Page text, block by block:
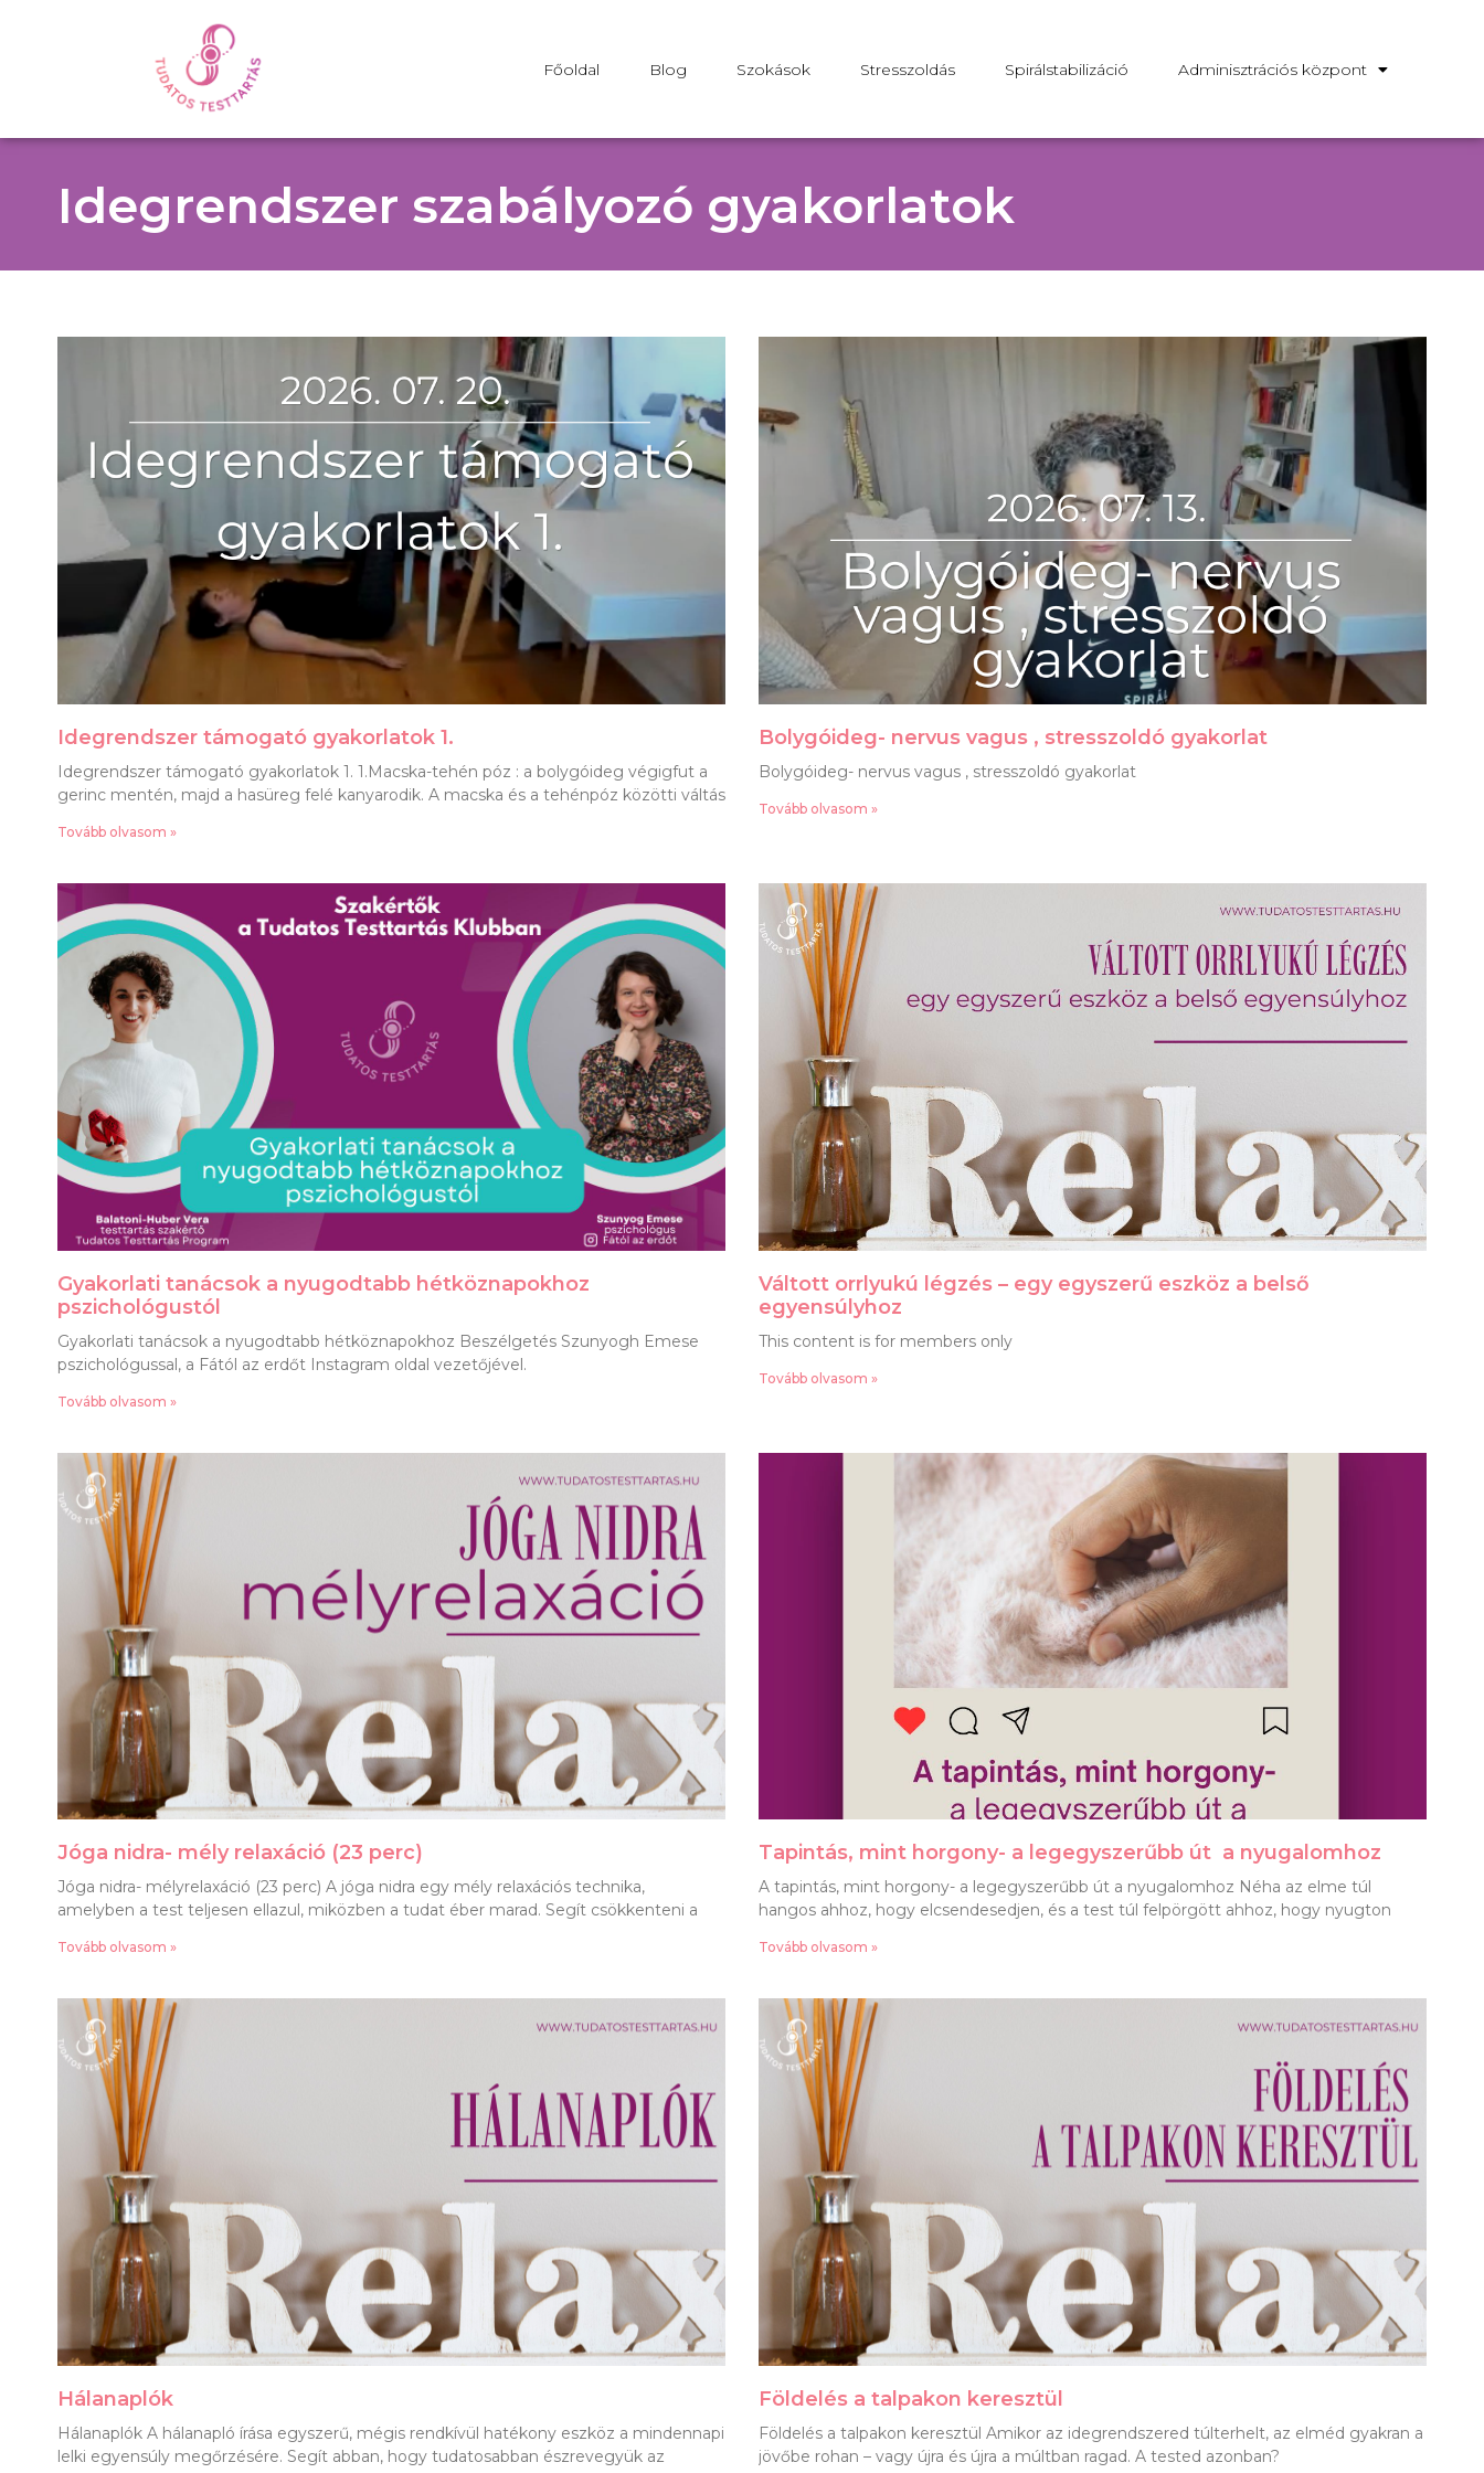
Főoldal Blog Szokások Stresszoldás Spirálstabilizáció Adminisztrációs központ
Idegrendszer szabályozó gyakorlatok
Idegrendszer támogató gyakorlatok 1.
Idegrendszer támogató gyakorlatok 1. 1.Macska-tehén póz : a bolygóideg végigfut a
gerinc mentén, majd a hasüreg felé kanyarodik. A macska és a tehénpóz közötti váltás
Tovább olvasom »
Bolygóideg- nervus vagus , stresszoldó gyakorlat
Bolygóideg- nervus vagus , stresszoldó gyakorlat
Tovább olvasom »
Gyakorlati tanácsok a nyugodtabb hétköznapokhoz
pszichológustól
Gyakorlati tanácsok a nyugodtabb hétköznapokhoz Beszélgetés Szunyogh Emese
pszichológussal, a Fától az erdőt Instagram oldal vezetőjével.
Tovább olvasom »
Váltott orrlyukú légzés – egy egyszerű eszköz a belső
egyensúlyhoz
This content is for members only
Tovább olvasom »
Jóga nidra- mély relaxáció (23 perc)
Jóga nidra- mélyrelaxáció (23 perc) A jóga nidra egy mély relaxációs technika,
amelyben a test teljesen ellazul, miközben a tudat éber marad. Segít csökkenteni a
Tovább olvasom »
Tapintás, mint horgony- a legegyszerűbb út a nyugalomhoz
A tapintás, mint horgony- a legegyszerűbb út a nyugalomhoz Néha az elme túl
hangos ahhoz, hogy elcsendesedjen, és a test túl felpörgött ahhoz, hogy nyugton
Tovább olvasom »
Hálanaplók
Hálanaplók A hálanapló írása egyszerű, mégis rendkívül hatékony eszköz a mindennapi
lelki egyensúly megőrzésére. Segít abban, hogy tudatosabban észrevegyük az
Földelés a talpakon keresztül
Földelés a talpakon keresztül Amikor az idegrendszered túlterhelt, az elméd gyakran a
jövőbe rohan – vagy újra és újra a múltban ragad. A tested azonban?